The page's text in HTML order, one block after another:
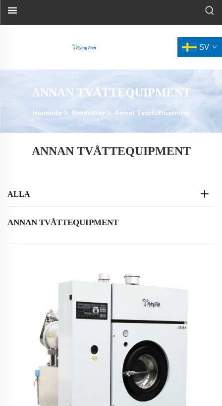
SV
ANNAN TVÅTTEQUIPMENT
Hemsida > Produkter> Annat Tvättutrustning
ANNAN TVÅTTEQUIPMENT
ALLA
ANNAN TVÅTTEQUIPMENT